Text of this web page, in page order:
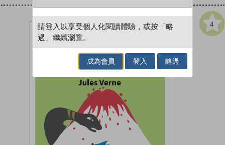
4
請登入以享受個人化閱讀體驗，或按「略
過」繼續瀏覽。
成為會員 登入 略過